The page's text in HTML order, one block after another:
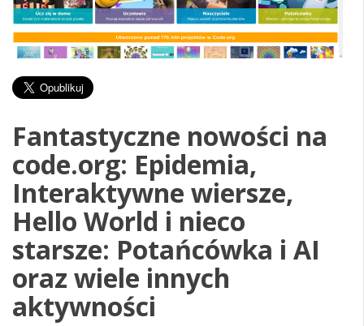
Fantastyczne nowości na
code.org: Epidemia,
Interaktywne wiersze,
Hello World i nieco
starsze: Potańcówka i AI
oraz wiele innych
aktywności